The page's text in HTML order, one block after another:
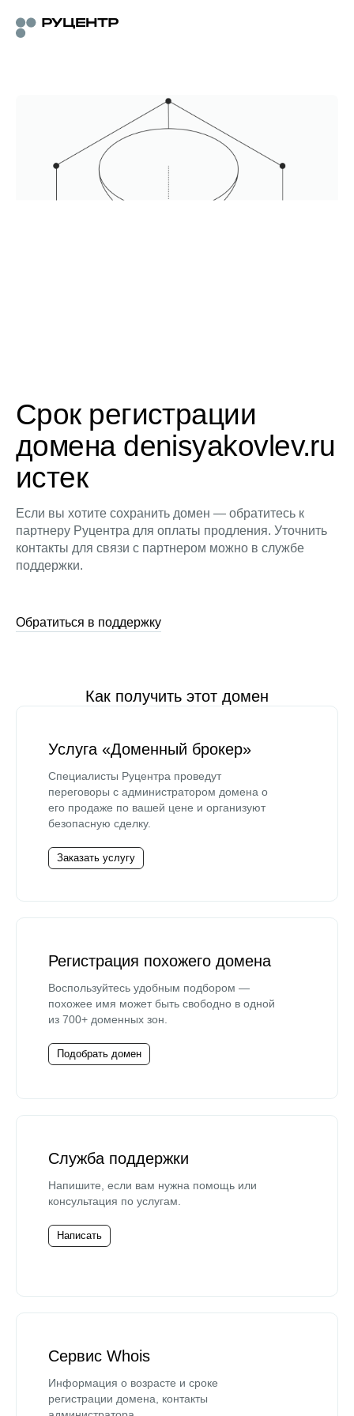
Срок регистрации
домена denisyakovlev.ru
истек
Если вы хотите сохранить домен — обратитесь к
партнеру Руцентра для оплаты продления. Уточнить
контакты для связи с партнером можно в службе
поддержки.
Обратиться в поддержку
Как получить этот домен
Услуга «Доменный брокер»
Специалисты Руцентра проведут
переговоры с администратором домена о
его продаже по вашей цене и организуют
безопасную сделку.
Заказать услугу
Регистрация похожего домена
Воспользуйтесь удобным подбором —
похожее имя может быть свободно в одной
из 700+ доменных зон.
Подобрать домен
Служба поддержки
Напишите, если вам нужна помощь или
консультация по услугам.
Написать
Сервис Whois
Информация о возрасте и сроке
регистрации домена, контакты